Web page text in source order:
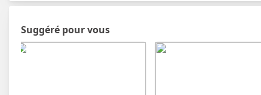
Suggéré pour vous